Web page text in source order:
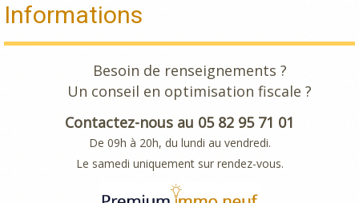
Informations
Besoin de renseignements ?
Un conseil en optimisation fiscale ?
Contactez-nous au 05 82 95 71 01
De 09h à 20h, du lundi au vendredi.
Le samedi uniquement sur rendez-vous.